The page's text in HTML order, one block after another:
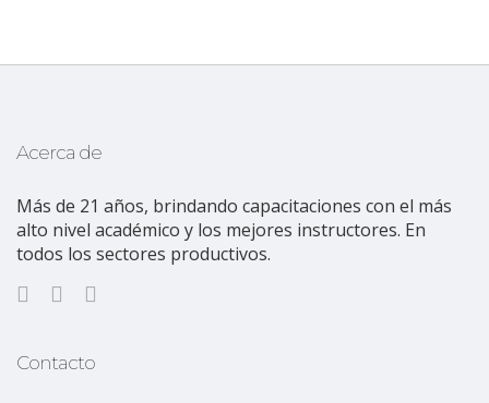
Acerca de
Más de 21 años, brindando capacitaciones con el más
alto nivel académico y los mejores instructores. En
todos los sectores productivos.
Contacto